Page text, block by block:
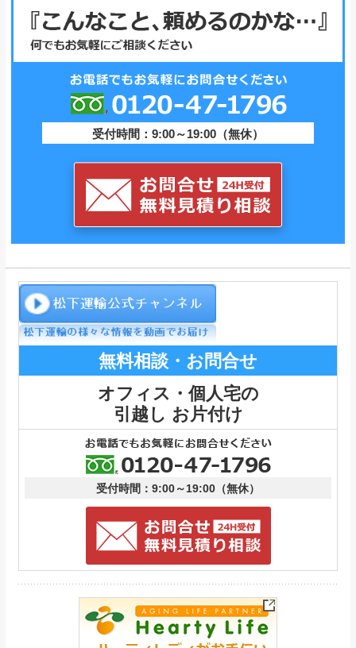
受付時間：9:00～19:00（無休）
無料相談・お問合せ
オフィス・個人宅の
引越し お片付け
受付時間：9:00～19:00（無休）